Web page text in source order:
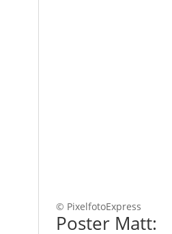
© PixelfotoExpress
Poster Matt: